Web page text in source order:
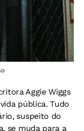
Aggie Wiggs
pública. Tudo
suspeito do
se muda para a